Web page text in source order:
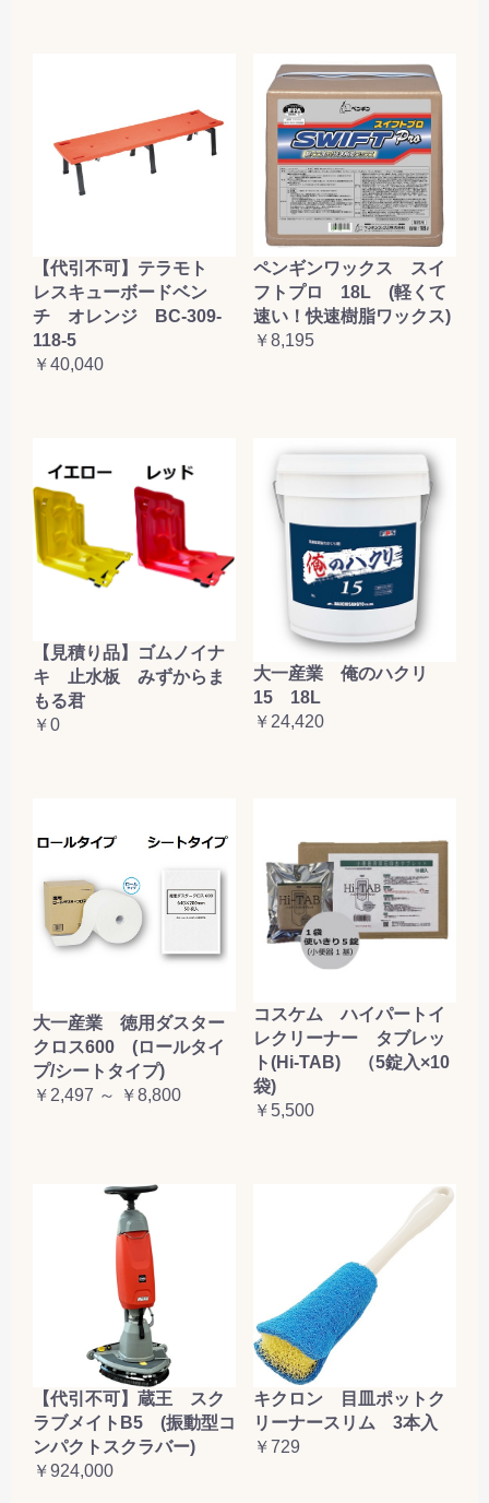
【代引不可】テラモト
レスキューボードベン
チ オレンジ BC-309-
118-5
￥40,040
ペンギンワックス スイ
フトプロ 18L (軽くて
速い！快速樹脂ワックス)
￥8,195
【見積り品】ゴムノイナ
キ 止水板 みずからま
もる君
￥0
大一産業 俺のハクリ
15 18L
￥24,420
大一産業 徳用ダスター
クロス600 (ロールタイ
プ/シートタイプ)
￥2,497 ～ ￥8,800
コスケム ハイパートイ
レクリーナー タブレッ
ト(Hi-TAB) （5錠入×10
袋)
￥5,500
【代引不可】蔵王 スク
ラブメイトB5 (振動型コ
ンパクトスクラバー)
￥924,000
キクロン 目皿ポットク
リーナースリム 3本入
￥729